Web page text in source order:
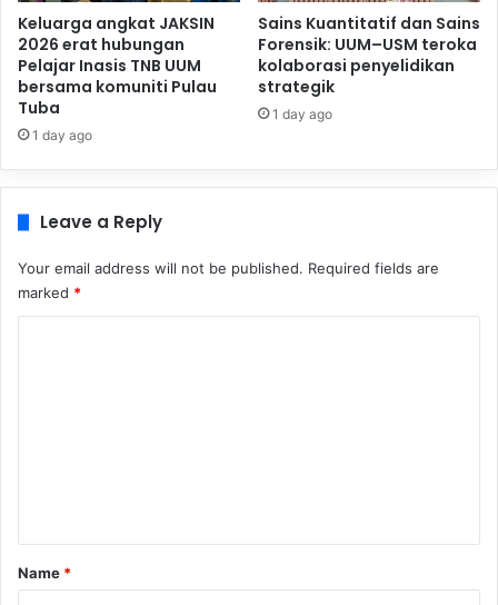
Keluarga angkat JAKSIN
2026 erat hubungan
Pelajar Inasis TNB UUM
bersama komuniti Pulau
Tuba
1 day ago
Sains Kuantitatif dan Sains
Forensik: UUM–USM teroka
kolaborasi penyelidikan
strategik
1 day ago
Leave a Reply
Your email address will not be published. Required fields are
marked *
*
Name *